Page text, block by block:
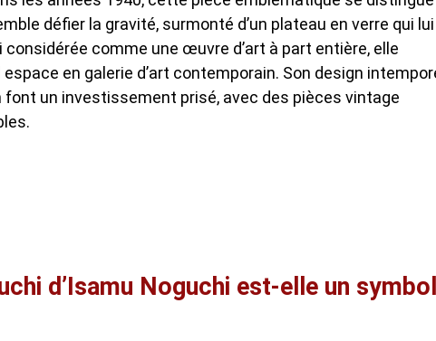
défier la gravité, surmonté d’un plateau en verre qui lui
considérée comme une œuvre d’art à part entière, elle
en galerie d’art contemporain. Son design
un investissement prisé, avec des pièces vintage
d’Isamu Noguchi est-elle un